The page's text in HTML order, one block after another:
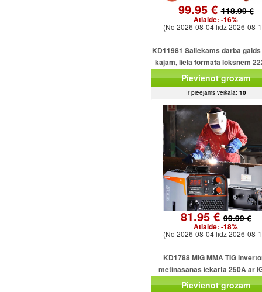
99.95 €118.99 €
Atlaide: -16%
(No 2026-08-04 līdz 2026-08-
KD11981 Saliekams darba
kājām, liela formāta loksnēm
mm, kravnesība 1000 kg.
Pievienot grozam
Ir pieejams veikalā: 10
81.95 €99.99 €
Atlaide: -18%
(No 2026-08-04 līdz 2026-08-
KD1788 MIG MMA TIG
metināšanas iekārta 250A ar
plūsmu bez gāzes
Pievienot grozam